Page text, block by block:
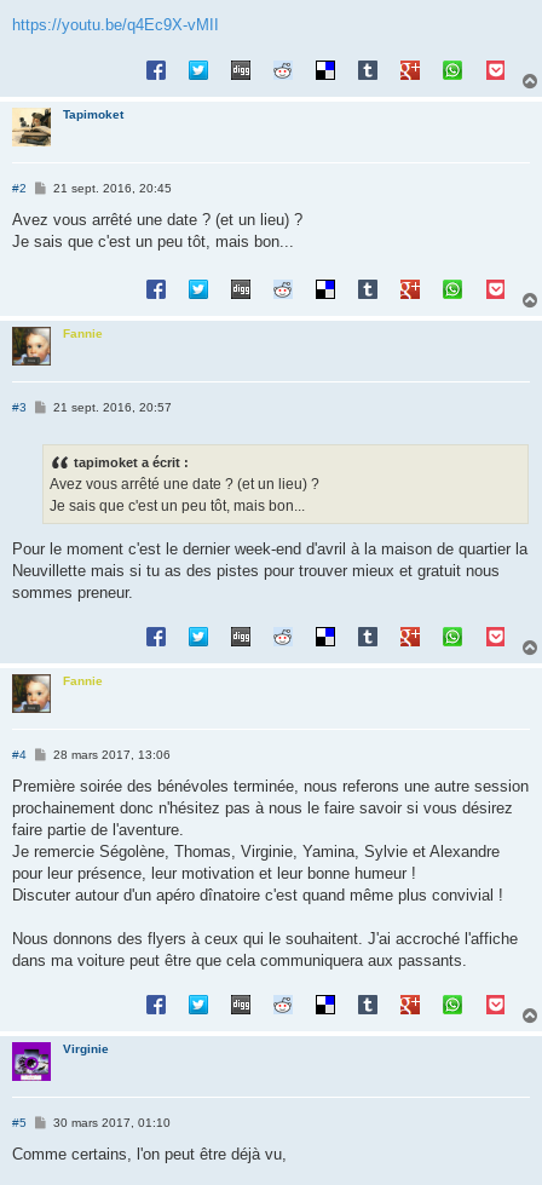
https://youtu.be/q4Ec9X-vMII
Tapimoket
#2
M
s
a
21 sept. 2016, 20:45
Avez vous arrêté une date ? (et un lieu) ?
Je sais que c'est un peu tôt, mais bon...
Fannie
#3
M
a
g
e
21 sept. 2016, 20:57
tapimoket a écrit :
Avez vous arrêté une date ? (et un lieu) ?
Je sais que c'est un peu tôt, mais bon...
Pour le moment c'est le dernier week-end d'avril à la maison de quartier la
Neuvillette mais si tu as des pistes pour trouver mieux et gratuit nous
sommes preneur.
Fannie
#4
M
s
a
g
e
28 mars 2017, 13:06
Première soirée des bénévoles terminée, nous referons une autre session
prochainement donc n'hésitez pas à nous le faire savoir si vous désirez
faire partie de l'aventure.
Je remercie Ségolène, Thomas, Virginie, Yamina, Sylvie et Alexandre
pour leur présence, leur motivation et leur bonne humeur !
Discuter autour d'un apéro dînatoire c'est quand même plus convivial !
Nous donnons des flyers à ceux qui le souhaitent. J'ai accroché l'affiche
dans ma voiture peut être que cela communiquera aux passants.
Virginie
#5
M
s
30 mars 2017, 01:10
Comme certains, l'on peut être déjà vu,